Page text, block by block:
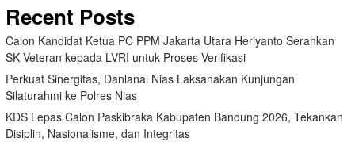
Recent Posts
Calon Kandidat Ketua PC PPM Jakarta Utara Heriyanto Serahkan
SK Veteran kepada LVRI untuk Proses Verifikasi
Perkuat Sinergitas, Danlanal Nias Laksanakan Kunjungan
Silaturahmi ke Polres Nias
KDS Lepas Calon Paskibraka Kabupaten Bandung 2026, Tekankan
Disiplin, Nasionalisme, dan Integritas